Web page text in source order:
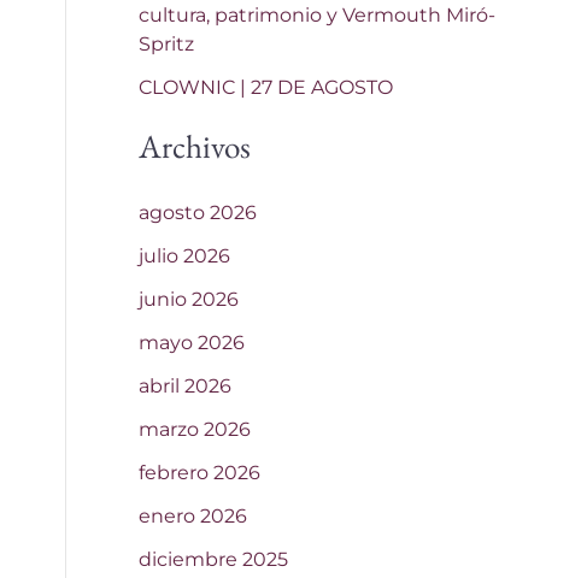
cultura, patrimonio y Vermouth Miró-
Spritz
CLOWNIC | 27 DE AGOSTO
Archivos
agosto 2026
julio 2026
junio 2026
mayo 2026
abril 2026
marzo 2026
febrero 2026
enero 2026
diciembre 2025